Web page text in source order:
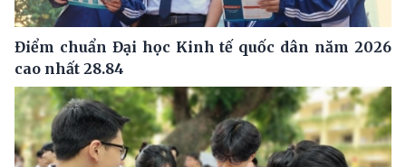
Điểm chuẩn Đại học Kinh tế quốc dân năm 2026
cao nhất 28.84